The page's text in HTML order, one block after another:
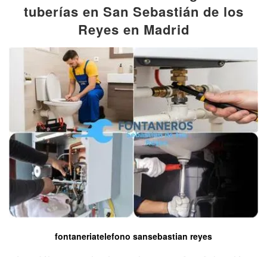
tuberías en San Sebastián de los
Reyes en Madrid
fontaneriatelefono sansebastian reyes